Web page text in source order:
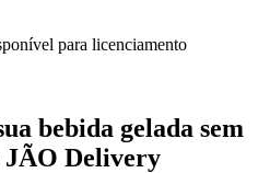
para licenciamento
bebida gelada sem
JÃO Delivery